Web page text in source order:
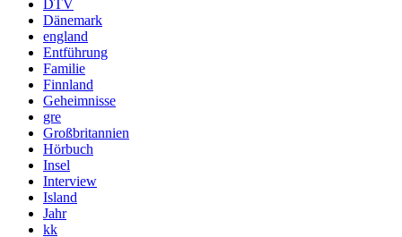
DTV
Dänemark
england
Entführung
Familie
Finnland
Geheimnisse
gre
Großbritannien
Hörbuch
Insel
Interview
Island
Jahr
kk